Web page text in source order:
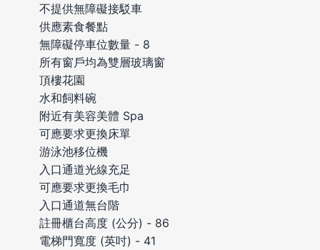
不提供無障礙接駁車
供應素食餐點
無障礙停車位數量 - 8
所有窗戶均為雙層玻璃窗
頂樓花園
水和飼料碗
附近有美容美體 Spa
可應要求更換床單
游泳池移位機
入口通道光線充足
可應要求更換毛巾
入口通道無台階
註冊櫃台高度 (公分) - 86
電梯門寬度 (英吋) - 41